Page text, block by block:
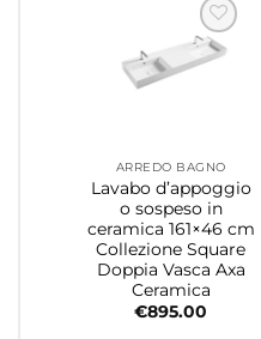
ARREDO BAGNO
Lavabo d’appoggio
o sospeso in
ceramica 161×46 cm
Collezione Square
Doppia Vasca Axa
Ceramica
€895.00